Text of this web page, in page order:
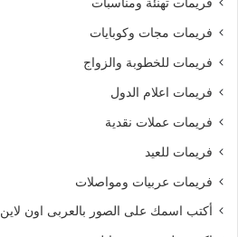
فريمات مجات وكوبايات
فريمات للخطوبة والزواج
فريمات اعلام الدول
فريمات عملات نقدية
فريمات للعيد
فريمات عربيات ومواصلات
أكتب اسمك على الصور بالعربى اون لاين